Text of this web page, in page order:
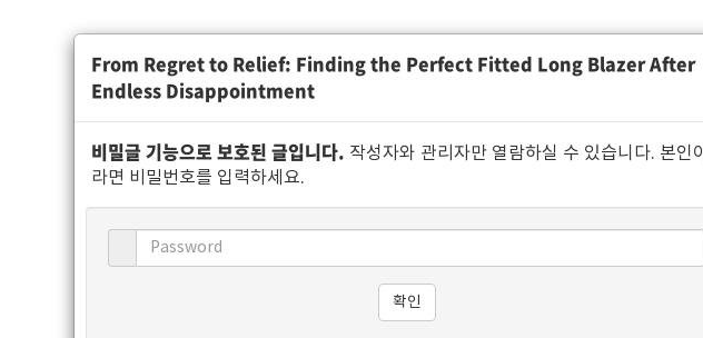
From Regret to Relief: Finding the Perfect Fitted Long Blazer After
Endless Disappointment
비밀글 기능으로 보호된 글입니다. 작성자와 관리자만 열람하실 수 있습니다. 본인이
라면 비밀번호를 입력하세요.